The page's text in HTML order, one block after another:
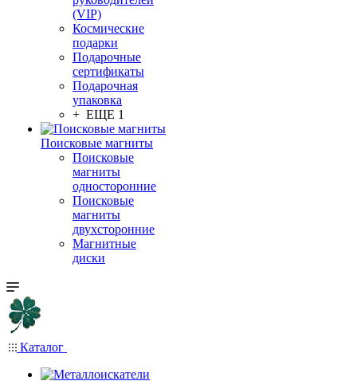
(VIP)
Космические
подарки
Подарочные
сертификаты
Подарочная
упаковка
+ ЕЩЕ 1
Поисковые магниты
Поисковые
магниты
односторонние
Поисковые
магниты
двухсторонние
Магнитные
диски
Каталог